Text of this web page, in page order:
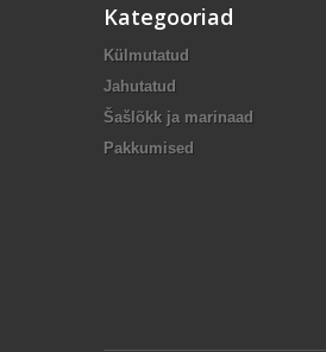
Kategooriad
Külmutatud
Jahutatud
Šašlõkk ja marinaad
Pakkumised